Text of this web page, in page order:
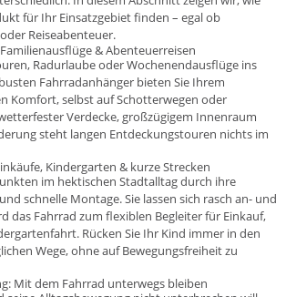
für Ihr Einsatzgebiet finden – egal ob
Reiseabenteuer.
& Abenteuerreisen
Radurlaube oder Wochenendausflüge ins
Fahrradanhänger bieten Sie Ihrem
Komfort, selbst auf Schotterwegen oder
Verdecke, großzügigem Innenraum
steht langen Entdeckungstouren nichts im
Kindergarten & kurze Strecken
im hektischen Stadtalltag durch ihre
schnelle Montage. Sie lassen sich rasch an- und
das Fahrrad zum flexiblen Begleiter für Einkauf,
Rücken Sie Ihr Kind immer in den
Wege, ohne auf Bewegungsfreiheit zu
Mit dem Fahrrad unterwegs bleiben